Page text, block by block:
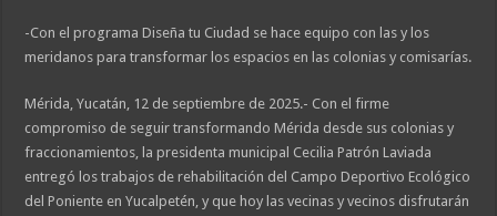
-Con el programa Diseña tu Ciudad se hace equipo con las y los
meridanos para transformar los espacios en las colonias y comisarías.
Mérida, Yucatán, 12 de septiembre de 2025.- Con el firme
compromiso de seguir transformando Mérida desde sus colonias y
fraccionamientos, la presidenta municipal Cecilia Patrón Laviada
entregó los trabajos de rehabilitación del Campo Deportivo Ecológico
del Poniente en Yucalpetén, y que hoy las vecinas y vecinos disfrutarán